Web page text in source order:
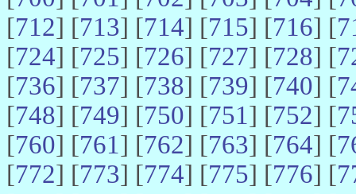
[712] [713] [714] [715] [716] [
[724] [725] [726] [727] [728] [
[736] [737] [738] [739] [740] [
[748] [749] [750] [751] [752] [
[760] [761] [762] [763] [764] [
[772] [773] [774] [775] [776] [